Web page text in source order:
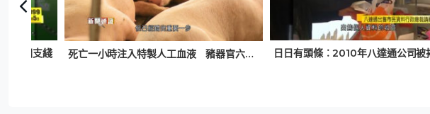
馬洲支綫 死亡一小時注入特製人工血液 豬器官六小時後「重生」 長遠可助器官移植